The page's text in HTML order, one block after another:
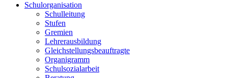
Schulorganisation
Schulleitung
Stufen
Gremien
Lehrerausbildung
Gleichstellungsbeauftragte
Organigramm
Schulsozialarbeit